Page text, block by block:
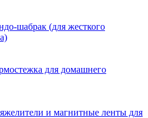
шабрак (для жесткого
для домашнего
и магнитные ленты для